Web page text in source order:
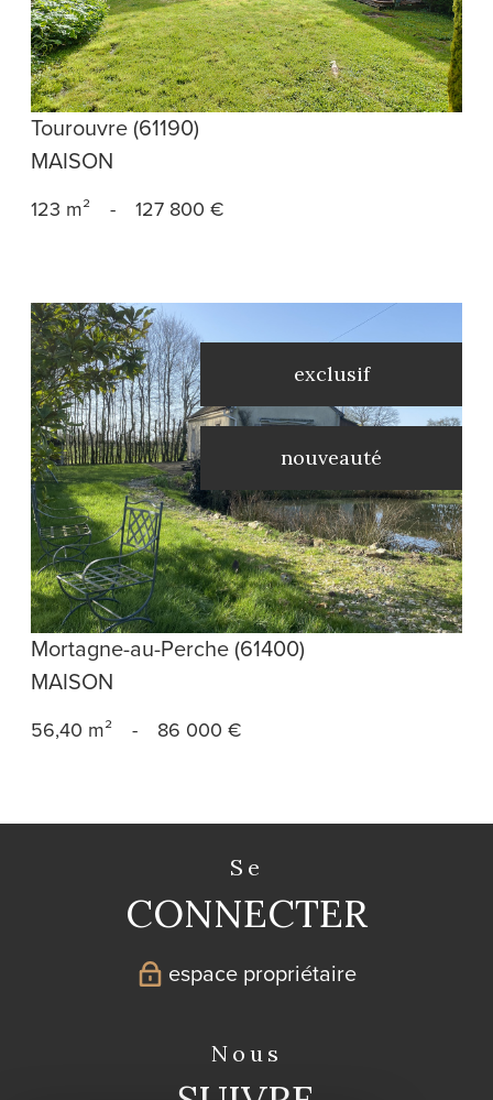
Tourouvre (61190)
MAISON
123 m² - 127 800 €
exclusif
nouveauté
Mortagne-au-Perche (61400)
MAISON
56,40 m² - 86 000 €
se
CONNECTER
espace propriétaire
nous